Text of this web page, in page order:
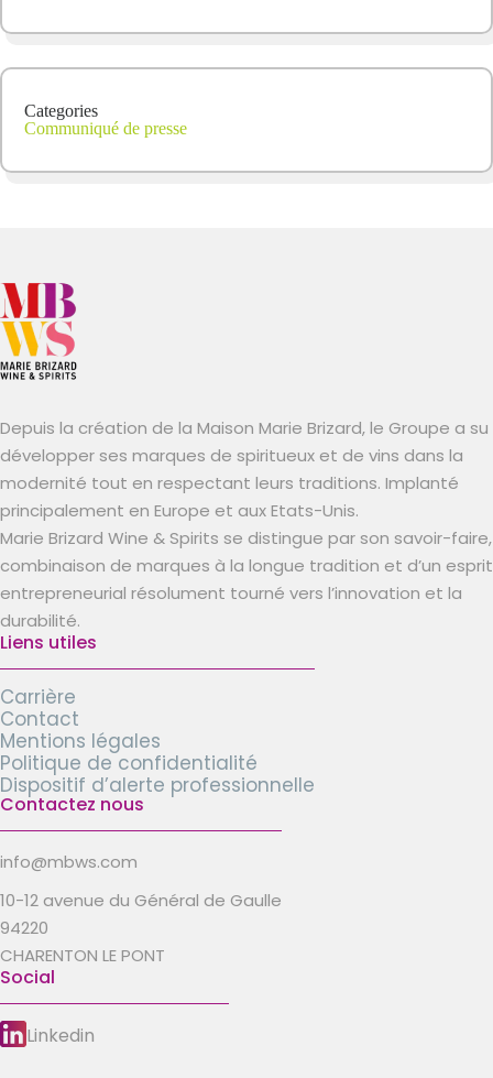
Categories
Communiqué de presse
Depuis la création de la Maison Marie Brizard, le Groupe a su
développer ses marques de spiritueux et de vins dans la
modernité tout en respectant leurs traditions. Implanté
principalement en Europe et aux Etats-Unis.
Marie Brizard Wine & Spirits se distingue par son savoir-faire,
combinaison de marques à la longue tradition et d’un esprit
entrepreneurial résolument tourné vers l’innovation et la
durabilité.
Liens utiles
Carrière
Contact
Mentions légales
Politique de confidentialité
Dispositif d’alerte professionnelle
Contactez nous
info@mbws.com
10-12 avenue du Général de Gaulle
94220
CHARENTON LE PONT
Social
Linkedin